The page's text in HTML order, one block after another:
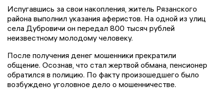
Испугавшись за свои накопления, житель Рязанского
района выполнил указания аферистов. На одной из улиц
села Дубровичи он передал 800 тысяч рублей
неизвестному молодому человеку.
После получения денег мошенники прекратили
общение. Осознав, что стал жертвой обмана, пенсионер
обратился в полицию. По факту произошедшего было
возбуждено уголовное дело о мошенничестве.